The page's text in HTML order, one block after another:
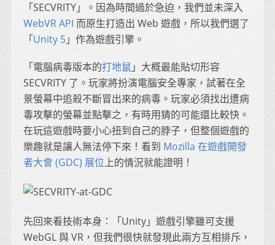
「SECVRITY」。因為時間過於急迫，我們並未深入
WebVR API 而原生打造出 Web 遊戲，所以我們選了
「Unity 5」作為遊戲引擎。
「電腦病毒版本的打地鼠」大概最能貼切形容
SECVRITY 了。玩家將扮演電腦安全專家，試著在全
景螢幕中追殺不斷冒出來的病毒。玩家必須找出遭病
毒攻擊的螢幕並點擊之，有時用猜的可能還比較快。
在玩這遊戲時要小心扭到自己的脖子，但整個遊戲的
樂趣就是讓人無法停下來！看到 Mozilla 在遊戲開發
者大會 (GDC) 展位上的情況就能證明！
先回來看技術本身：「Unity」遊戲引擎雖可支援
WebGL 與 VR，但我們很快就發現此兩方互相排斥，